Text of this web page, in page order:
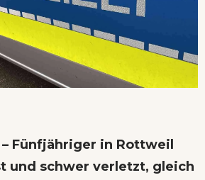
Fünfjähriger in Rottweil
und schwer verletzt, gleich